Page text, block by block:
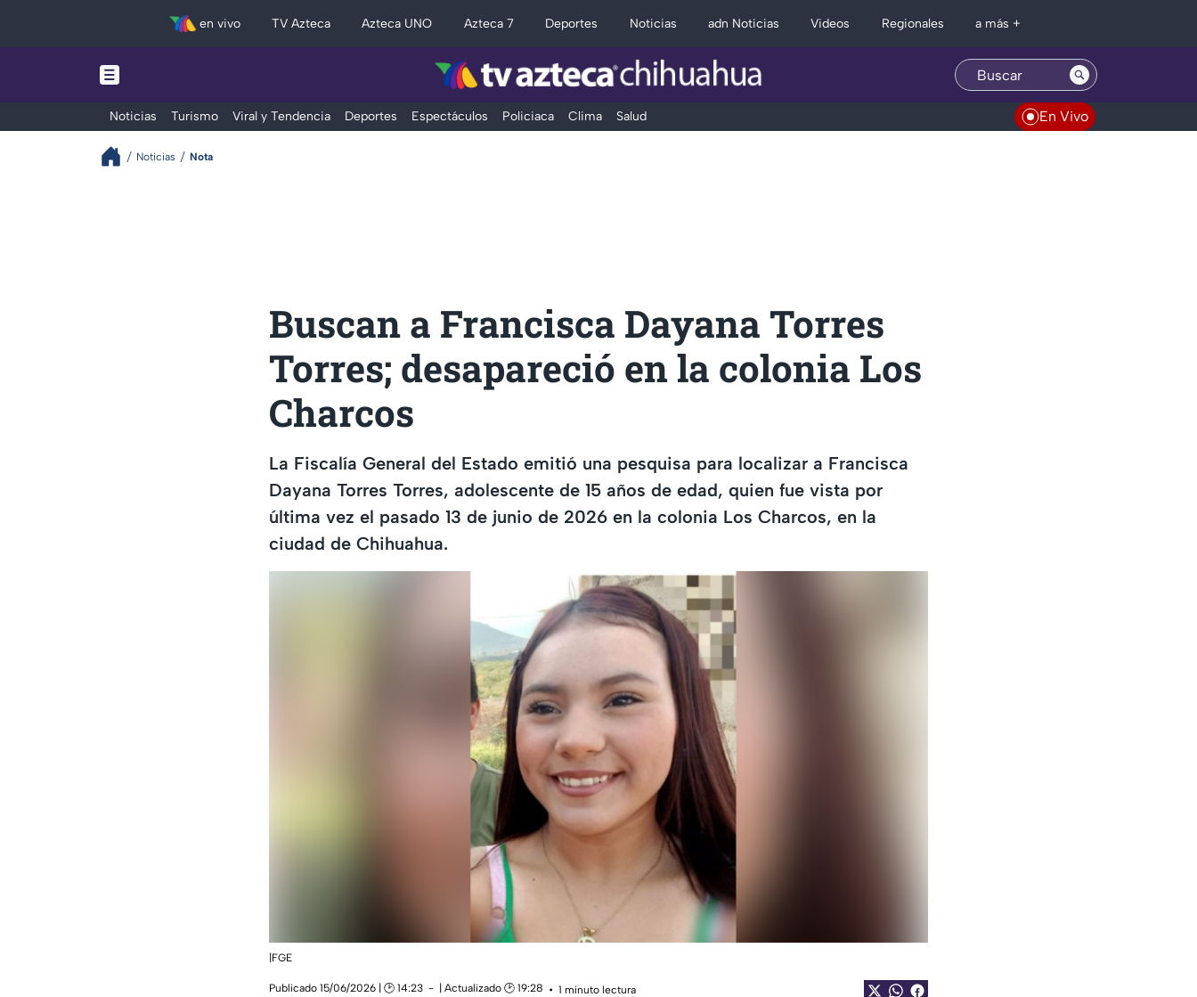
en vivo TV Azteca Azteca UNO Azteca 7 Deportes Noticias adn Noticias Videos Regionales a más +
Noticias Turismo Viral y Tendencia Deportes Espectáculos Policiaca Clima Salud En Vivo
Noticias Nota
Buscan a Francisca Dayana Torres
Torres; desapareció en la colonia Los
Charcos
La Fiscalía General del Estado emitió una pesquisa para localizar a Francisca
Dayana Torres Torres, adolescente de 15 años de edad, quien fue vista por
última vez el pasado 13 de junio de 2026 en la colonia Los Charcos, en la
ciudad de Chihuahua.
|FGE
Publicado 15/06/2026 | 🕑 14:23 | Actualizado 🕑 19:28
1 minuto lectura